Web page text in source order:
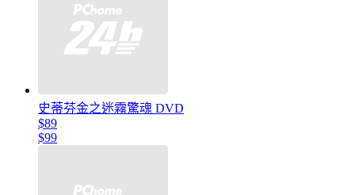
史蒂芬金之迷霧驚魂 DVD
$89
$99